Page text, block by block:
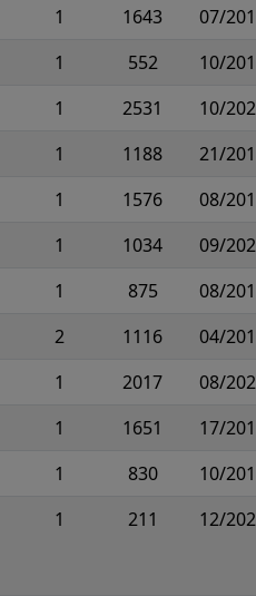
1 1643
07/
1 552
10/
1 2531
10/
1 1188
21/
1 1576
08/
1 1034
09/
1 875
08/
2 1116
04/
1 2017
08/
1 1651
17/
1 830
10/
1 211 12/